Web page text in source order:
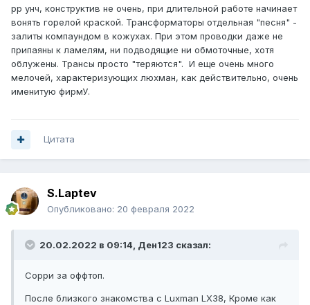
рр унч, конструктив не очень, при длительной работе начинает
вонять горелой краской. Трансформаторы отдельная "песня" -
залиты компаундом в кожухах. При этом проводки даже не
припаяны к ламелям, ни подводящие ни обмоточные, хотя
облужены. Трансы просто "теряются". И еще очень много
мелочей, характеризующих люхман, как действительно, очень
именитую фирмУ.
Цитата
S.Laptev
Опубликовано: 20 февраля 2022
20.02.2022 в 09:14, Ден123 сказал:
Сорри за оффтоп.
После близкого знакомства с Luxman LX38, Кроме как